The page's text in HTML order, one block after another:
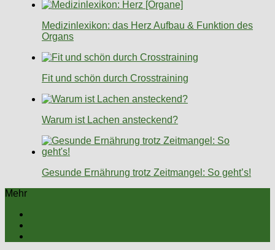
Medizinlexikon: das Herz Aufbau & Funktion des
Organs
Fit und schön durch Crosstraining
Warum ist Lachen ansteckend?
Gesunde Ernährung trotz Zeitmangel: So geht’s!
Mehr